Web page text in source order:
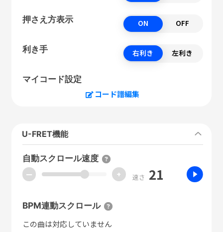
押さえ方表示 ON OFF
利き手 右利き 左利き
マイコード設定
コード譜編集
U-FRET機能
自動スクロール速度
ー + 速さ 21
BPM連動スクロール
この曲は対応していません